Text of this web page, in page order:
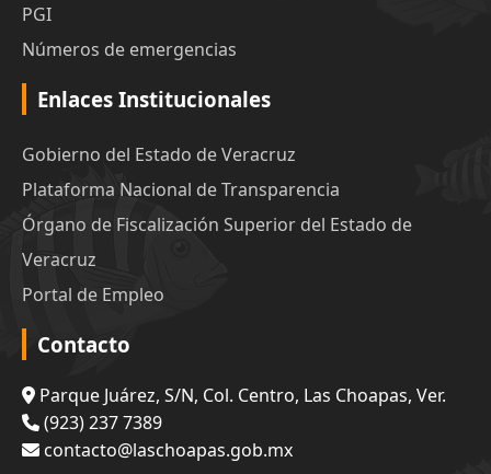
PGI
Números de emergencias
Enlaces Institucionales
Gobierno del Estado de Veracruz
Plataforma Nacional de Transparencia
Órgano de Fiscalización Superior del Estado de
Veracruz
Portal de Empleo
Contacto
Parque Juárez, S/N, Col. Centro, Las Choapas, Ver.
(923) 237 7389
contacto@laschoapas.gob.mx